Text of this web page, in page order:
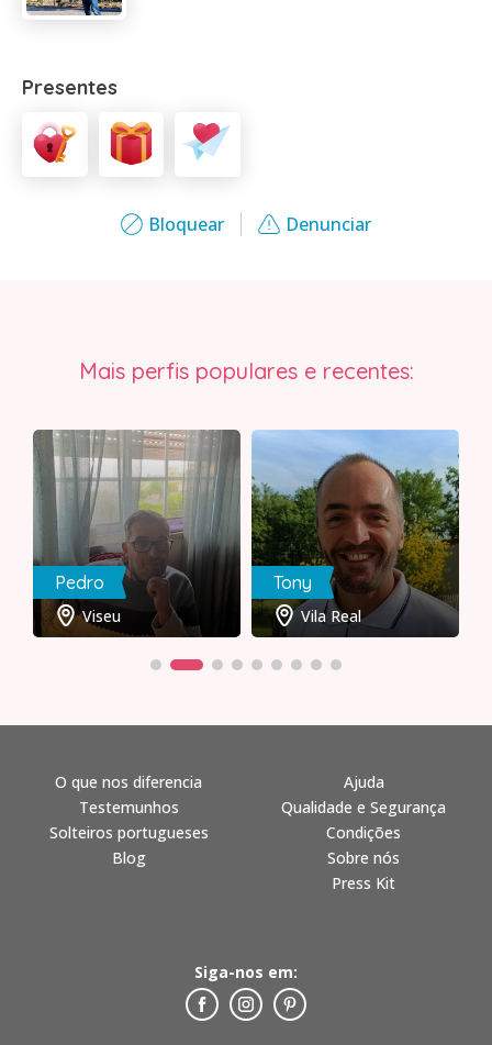
Bloquear Denunciar
Presentes
Mais perfis populares e recentes:
Pedro
Viseu
Tony
Vila Real
O que nos diferencia
Testemunhos
Solteiros portugueses
Blog
Ajuda
Qualidade e Segurança
Condições
Sobre nós
Press Kit
Siga-nos em: